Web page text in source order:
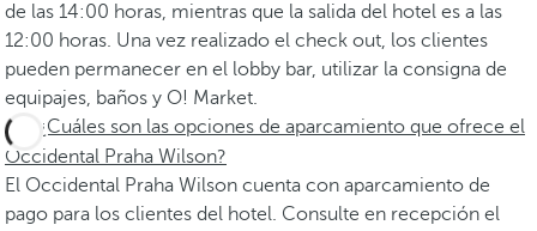
de las 14:00 horas, mientras que la salida del hotel es a las
12:00 horas. Una vez realizado el check out, los clientes
pueden permanecer en el lobby bar, utilizar la consigna de
equipajes, baños y O! Market.
¿Cuáles son las opciones de aparcamiento que ofrece el
Occidental Praha Wilson?
El Occidental Praha Wilson cuenta con aparcamiento de
pago para los clientes del hotel. Consulte en recepción el